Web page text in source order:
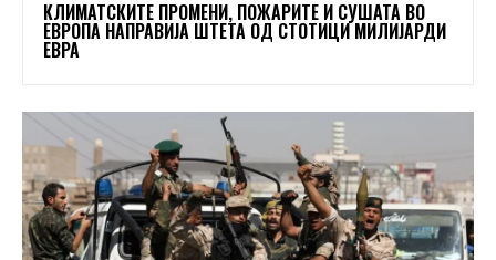
КЛИМАТСКИТЕ ПРОМЕНИ, ПОЖАРИТЕ И СУШАТА ВО
ЕВРОПА НАПРАВИЈА ШТЕТА ОД СТОТИЦИ МИЛИЈАРДИ
ЕВРА